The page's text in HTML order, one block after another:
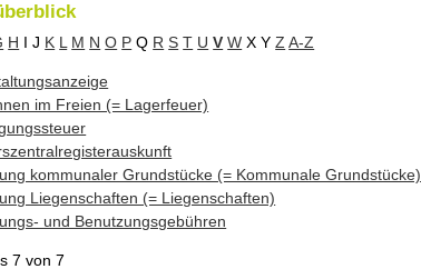
H I J K L M N O P Q R S T U V W X Y Z A-Z
im Freien (= Lagerfeuer)
kommunaler Grundstücke (= Kommunale Grundstücke)
Liegenschaften (= Liegenschaften)
und Benutzungsgebühren
7 von7